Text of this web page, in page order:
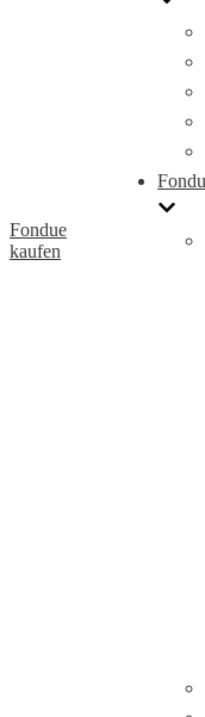
Fondue
kaufen